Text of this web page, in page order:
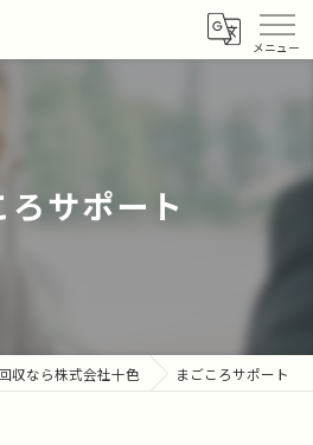
ろサポート
収なら株式会社十色 まごころサポート